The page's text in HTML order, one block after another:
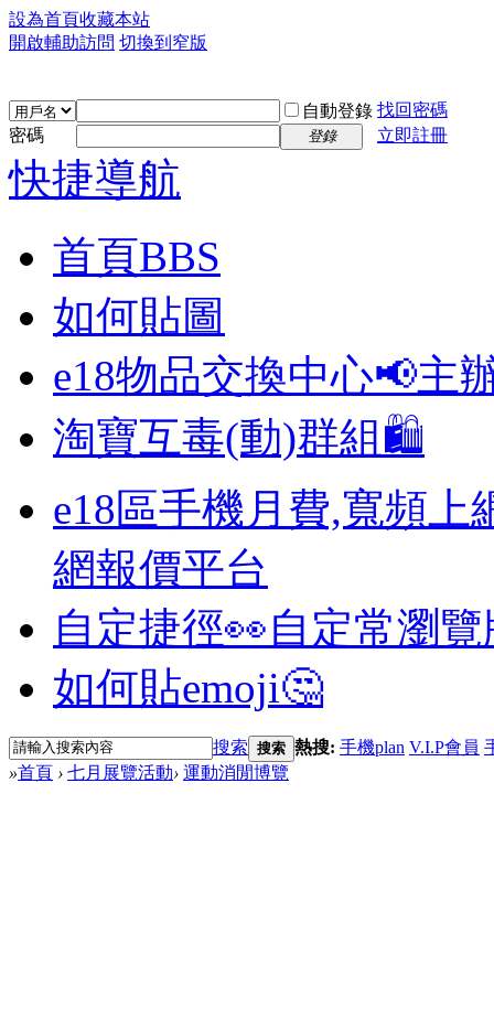
設為首頁收藏本站
開啟輔助訪問 切換到窄版
自動登錄 找回密碼
密碼
登錄 立即註冊
快捷導航
首頁BBS
如何貼圖
e18物品交換中心📢主
淘寶互毒(動)群組🛍️
e18區手機月費,寬頻上
網報價平台
自定捷徑👀自定常瀏
如何貼emoji🤔
搜索 搜索 熱搜: 手機plan V.I.P會員
»首頁 › 七月展覽活動› 運動消閒博覽